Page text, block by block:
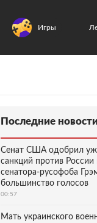
Игры
Последние
Сенат США одобрил
санкций против
сенатора-русофоба
большинство голосов
00:57
Мать украинского